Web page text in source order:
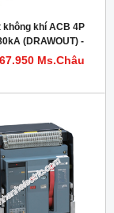
không khí ACB 4P
(DRAWOUT) -
Ms.Châu